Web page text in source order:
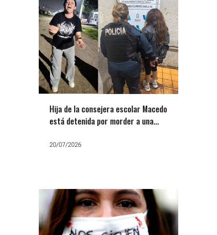
Hija de la consejera escolar Macedo
está detenida por morder a una
dedo
20/07/2026